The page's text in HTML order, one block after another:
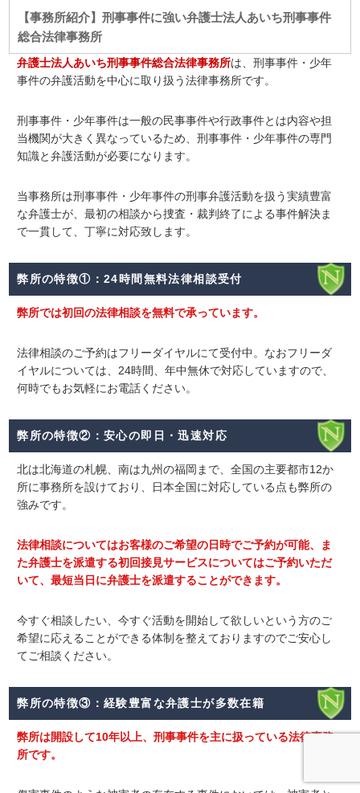
【事務所紹介】刑事事件に強い弁護士法人あいち刑事事件
総合法律事務所
弁護士法人あいち刑事事件総合法律事務所は、刑事事件・少年
事件の弁護活動を中心に取り扱う法律事務所です。
刑事事件・少年事件は一般の民事事件や行政事件とは内容や担
当機関が大きく異なっているため、刑事事件・少年事件の専門
知識と弁護活動が必要になります。
当事務所は刑事事件・少年事件の刑事弁護活動を扱う実績豊富
な弁護士が、最初の相談から捜査・裁判終了による事件解決ま
で一貫して、丁寧に対応致します。
弊所の特徴①：24時間無料法律相談受付
弊所では初回の法律相談を無料で承っています。
法律相談のご予約はフリーダイヤルにて受付中。 なおフリーダ
イヤルについては、24時間、年中無休で対応していますので、
何時でもお気軽にお電話ください。
弊所の特徴②：安心の即日・迅速対応
北は北海道の札幌、南は九州の福岡まで、全国の主要都市12か
所に事務所を設けており、日本全国に対応している点も弊所の
強みです。
法律相談についてはお客様のご希望の日時でご予約が可能、ま
た弁護士を派遣する初回接見サービスについてはご予約いただ
いて、最短当日に弁護士を派遣することができます。
今すぐ相談したい、今すぐ活動を開始して欲しいという方のご
希望に応えることができる体制を整えておりますのでご安心し
てご相談ください。
弊所の特徴③：経験豊富な弁護士が多数在籍
弊所は開設して10年以上、刑事事件を主に扱っている法律事務
所です。